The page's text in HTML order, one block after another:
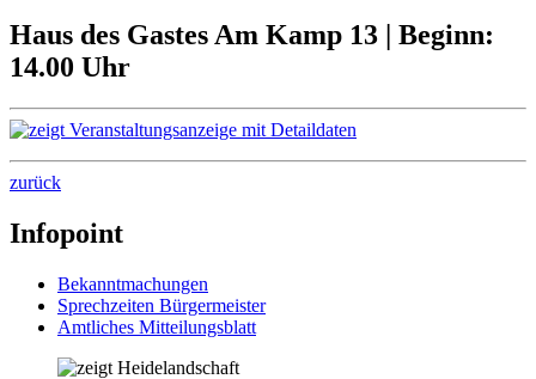
Haus des Gastes Am Kamp 13 | Beginn:
14.00 Uhr
zurück
Infopoint
Bekanntmachungen
Sprechzeiten Bürgermeister
Amtliches Mitteilungsblatt